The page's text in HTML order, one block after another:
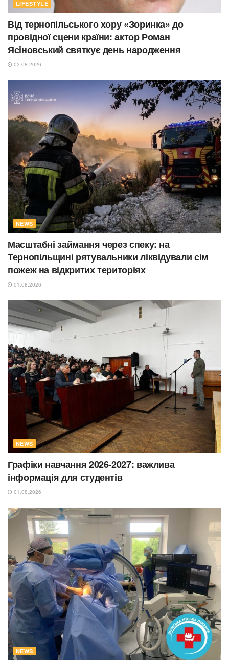
LIFESTYLE
Від тернопільського хору «Зоринка» до
провідної сцени країни: актор Роман
Ясіновський святкує день народження
02.08.2026
NEWS
Масштабні займання через спеку: на
Тернопільщині рятувальники ліквідували сім
пожеж на відкритих територіях
01.08.2026
NEWS
Графіки навчання 2026-2027: важлива
інформація для студентів
01.08.2026
NEWS